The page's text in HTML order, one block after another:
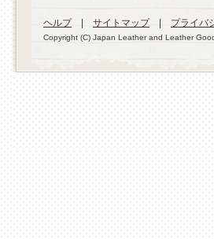
ヘルプ| サイトマップ| プライバ
Copyright (C) Japan Leather and Leather